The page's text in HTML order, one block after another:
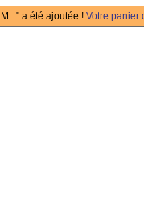
a été ajoutée ! Votre panier